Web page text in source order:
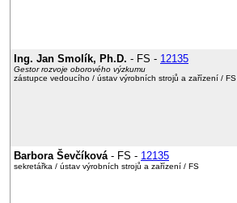
Ing. Jan Smolík, Ph.D. - FS - 12135
Gestor rozvoje oborového výzkumu
zástupce vedoucího / ústav výrobních strojů a zařízení / FS
Barbora Ševčíková- FS - 12135
sekretářka / ústav výrobních strojů a zařízení / FS